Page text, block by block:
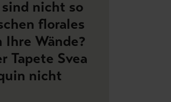
nicht so
florales
Ihre Wände?
Tapete Svea
nicht